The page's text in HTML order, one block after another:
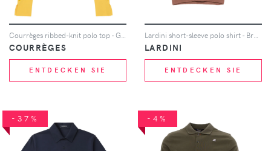
COURRÈGES
ENTDECKEN SIE
LARDINI
ENTDECKEN SIE
-37% -4%